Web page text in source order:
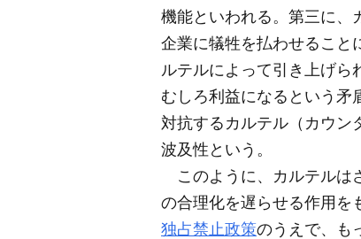
機能といわれる。第三に、
企業に犠牲を払わせること
ルテルによって引き上げら
むしろ利益になるという矛
対抗するカルテル（カウン
波及性という。
このように、カルテルは
の合理化を遅らせる作用を
独占禁止政策のうえで、も